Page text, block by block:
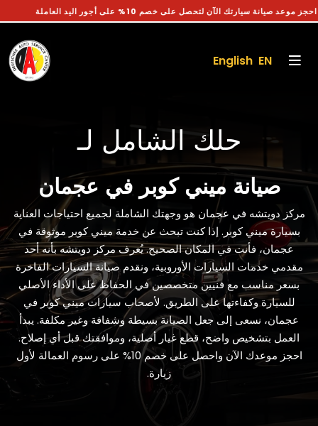
احجز موعد صيانة سيارتك الآن لتحصل على خصم 10% على أجور اليد العاملة
English EN
حلك الشامل لـ
صيانة ميني كوبر في عجمان
مركز دويتشه في عجمان هو وجهتك الشاملة لجميع احتياجات العناية
بسيارة ميني كوبر. إذا كنت تبحث عن خدمة ميني كوبر موثوقة في
عجمان، فأنت في المكان الصحيح. يُعرف مركز دويتشه بأنه أحد
مقدمي خدمات السيارات الأوروبية، ونقدم صيانة السيارات الفاخرة
بسعر مناسب مع فنيين متخصصين في الحفاظ على الأداء الأصلي
للسيارة وكفاءتها على الطريق. لأصحاب سيارات ميني كوبر في
عجمان، نسعى إلى جعل الصيانة بسيطة وشفافة وغير مكلفة. يبدأ
العمل بتشخيص واضح، قطع غيار أصلية، وموافقتك قبل أي إصلاح.
احجز موعدك الآن واحصل على خصم 10% على رسوم العمالة لأول
زيارة.